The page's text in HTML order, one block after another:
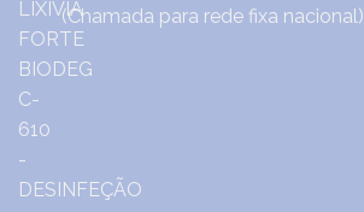
(Chamada para rede fixa nacional)